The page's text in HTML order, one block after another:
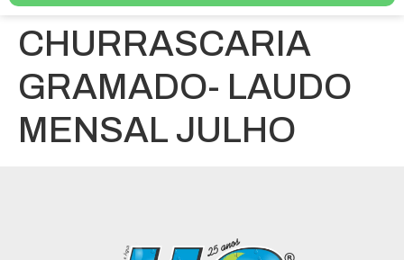
CHURRASCARIA
GRAMADO- LAUDO
MENSAL JULHO